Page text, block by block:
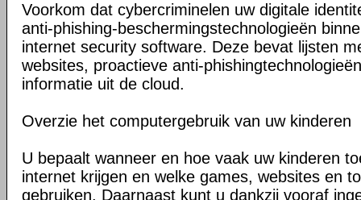
Voorkom dat cybercriminelen uw digitale
anti-phishing-beschermingstechnologieën
internet security software. Deze bevat lijsten
websites, proactieve anti-
informatie uit de cloud.
Overzie het computergebruik van uw kinderen
U bepaalt wanneer en hoe vaak uw kinderen
internet krijgen en welke games, websites en
gebruiken. Daarnaast kunt u dankzij vooraf